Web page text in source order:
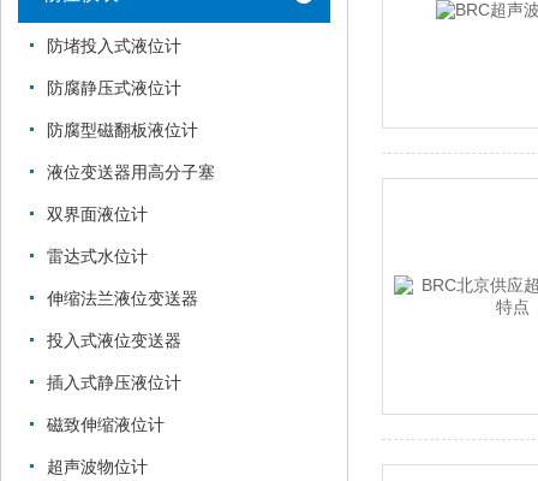
防堵投入式液位计
防腐静压式液位计
防腐型磁翻板液位计
液位变送器用高分子塞
双界面液位计
雷达式水位计
伸缩法兰液位变送器
投入式液位变送器
插入式静压液位计
磁致伸缩液位计
超声波物位计